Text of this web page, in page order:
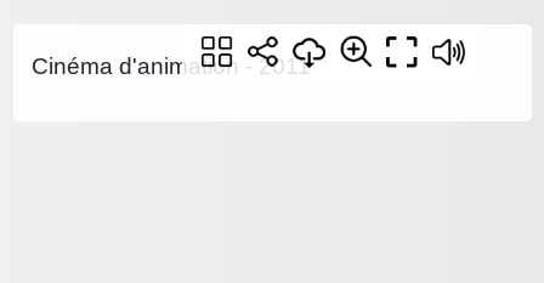
Cinéma d'animation - 2011